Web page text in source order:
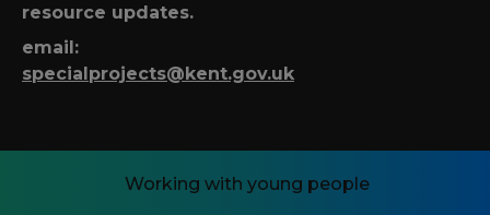
resource updates.
email:
specialprojects@kent.gov.uk
Working with young people